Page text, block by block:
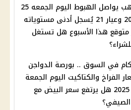
سعر الذهب يواصل الهبوط اليوم الجمعه 25
أبريل 2025 وعيار 21 يُسجل أدنى مستوياته
متوقع هذا الأسبوع هل تستغل
في السوق .. بورصة الدواجن
الفراخ والكتاكيت اليوم الجمعة
25 أبريل 2025 هل يرتفع سعر البيض مع